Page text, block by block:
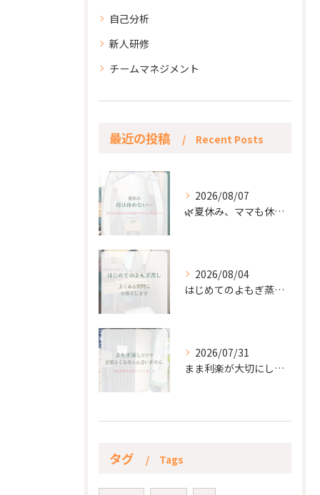
自己分析
新人研修
チームマネジメント
最近の投稿 Recent Posts
2026/08/07
🌿夏休み、ママも休もう🌿
2026/08/04
はじめてのよもぎ蒸し。
2026/07/31
まま利楽が大切にしていること✨
タグ Tags